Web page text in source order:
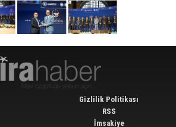
Gizlilik Politikası
RSS
İmsakiye